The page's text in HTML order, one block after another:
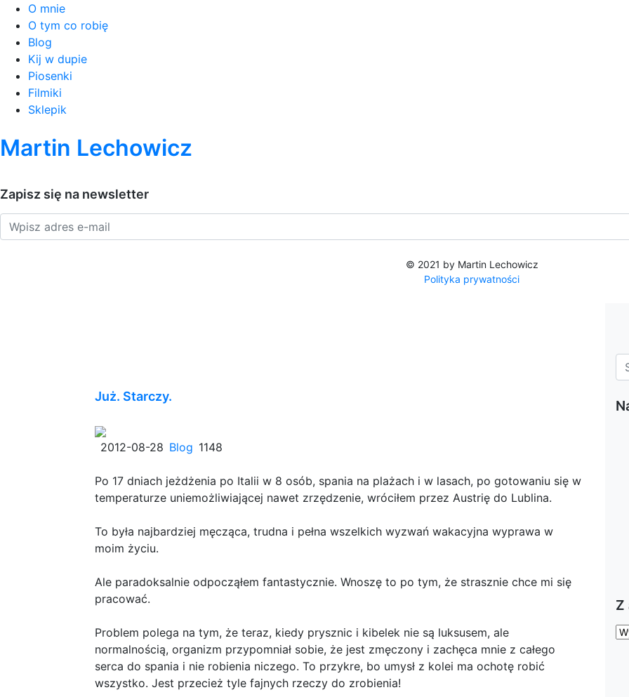
O mnie
O tym co robię
Blog
Kij w dupie
Piosenki
Filmiki
Sklepik
Martin Lechowicz
Zapisz się na newsletter
© 2021 by Martin Lechowicz
Polityka prywatności
Już. Starczy.
2012-08-28 Blog 1148
Po 17 dniach jeżdżenia po Italii w 8 osób, spania na plażach i w lasach, po gotowaniu się w
temperaturze uniemożliwiającej nawet zrzędzenie, wróciłem przez Austrię do Lublina.
To była najbardziej męcząca, trudna i pełna wszelkich wyzwań wakacyjna wyprawa w
moim życiu.
Ale paradoksalnie odpocząłem fantastycznie. Wnoszę to po tym, że strasznie chce mi się
pracować.
Problem polega na tym, że teraz, kiedy prysznic i kibelek nie są luksusem, ale
normalnością, organizm przypomniał sobie, że jest zmęczony i zachęca mnie z całego
serca do spania i nie robienia niczego. To przykre, bo umysł z kolei ma ochotę robić
wszystko. Jest przecież tyle fajnych rzeczy do zrobienia!
Z
Z